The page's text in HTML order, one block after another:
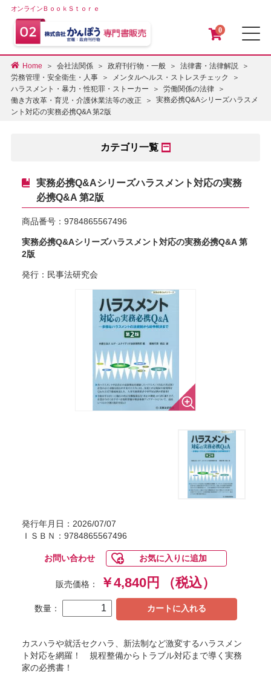
オンラインＢｏｏｋＳｔｏｒｅ
0
Home 会社法関係 政府刊行物・一般
法律書・法律解説
労務管理・安全衛生・人事
メンタルヘルス・ストレスチェック
ハラスメント・暴力・性犯罪・ストーカー
労働関係の法律
働き方改革・育児・介護休業法等の改正
実務必携Q&Aシリーズハラスメ
ント対応の実務必携Q&A 第2版
カテゴリ一覧
実務必携Q&Aシリーズハラスメント対応の実務
必携Q&A 第2版
商品番号： 9784865567496
実務必携Q&Aシリーズハラスメント対応の実務必携Q&A 第
2版
発行：民事法研究会
発行年月日：2026/07/07
ＩＳＢＮ：9784865567496
お問い合わせ お気に入りに追加
販売価格： ￥4,840円 （税込）
数量： カートに入れる
カスハラや就活セクハラ、新法制など激変するハラスメン
ト対応を網羅！ 規程整備からトラブル対応まで導く実務
家の必携書！